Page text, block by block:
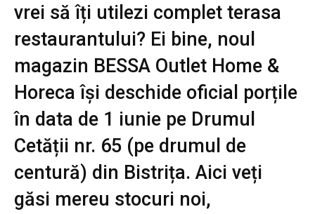
vrei să îți utilezi complet terasa
restaurantului? Ei bine, noul
magazin BESSA Outlet Home &
Horeca își deschide oficial porțile
în data de 1 iunie pe Drumul
Cetății nr. 65 (pe drumul de
centură) din Bistrița. Aici veți
găsi mereu stocuri noi,